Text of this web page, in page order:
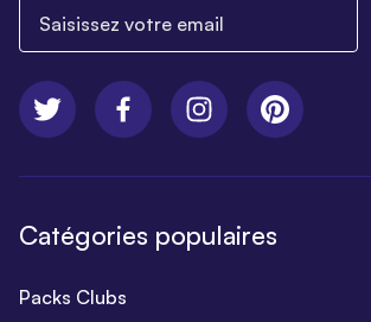
Catégories populaires
Packs Clubs